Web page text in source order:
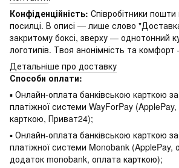
Конфіденційність: Співробітники
посилці. В описі — лише слово
закритому боксі, зверху — однотонний
логотипів. Твоя анонімність та
Детальніше про доставку
Способи оплати:
▪ Онлайн-оплата банківською карткою
платіжної системи WayForPay
карткою, Приват24);
▪ Онлайн-оплата банківською карткою
платіжної системи Monobank (ApplePay,
додаток monobank, оплата карткою);